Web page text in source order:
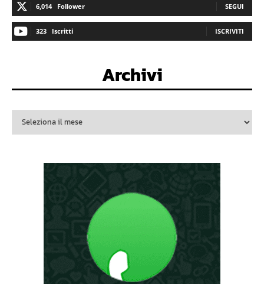
6,014 Follower SEGUI
323 Iscritti ISCRIVITI
Archivi